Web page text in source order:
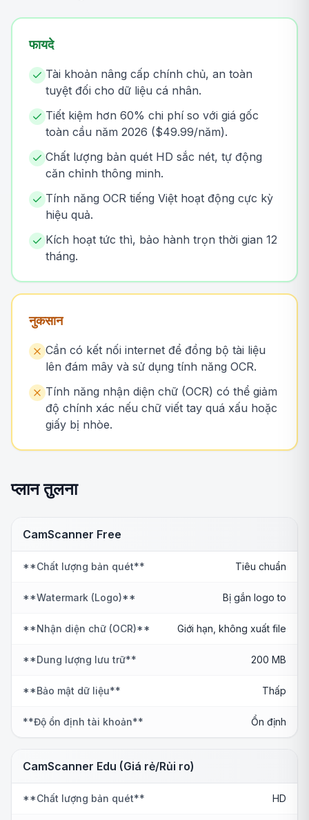
फायदे
Tài khoản nâng cấp chính chủ, an toàn
tuyệt đối cho dữ liệu cá nhân.
Tiết kiệm hơn 60% chi phí so với giá gốc
toàn cầu năm 2026 ($49.99/năm).
Chất lượng bản quét HD sắc nét, tự động
căn chỉnh thông minh.
Tính năng OCR tiếng Việt hoạt động cực kỳ
hiệu quả.
Kích hoạt tức thì, bảo hành trọn thời gian 12
tháng.
नुकसान
Cần có kết nối internet để đồng bộ tài liệu
lên đám mây và sử dụng tính năng OCR.
Tính năng nhận diện chữ (OCR) có thể giảm
độ chính xác nếu chữ viết tay quá xấu hoặc
giấy bị nhòe.
प्लान तुलना
CamScanner Free
**Chất lượng bản quét** Tiêu chuẩn
**Watermark (Logo)** Bị gắn logo to
**Nhận diện chữ (OCR)** Giới hạn, không xuất file
**Dung lượng lưu trữ** 200 MB
**Bảo mật dữ liệu** Thấp
**Độ ổn định tài khoản** Ổn định
CamScanner Edu (Giá rẻ/Rủi ro)
**Chất lượng bản quét** HD